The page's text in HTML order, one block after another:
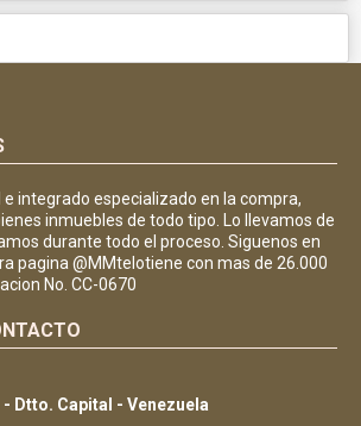
integrado especializado en la compra,
inmuebles de todo tipo. Lo llevamos de
durante todo el proceso. Siguenos en
pagina @MMtelotiene con mas de 26.000
No. CC-0670
Dtto. Capital - Venezuela